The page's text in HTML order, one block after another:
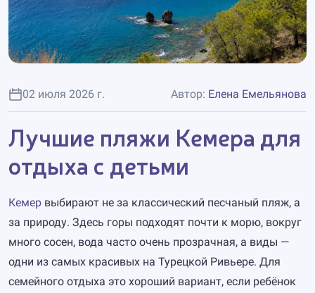
02 июля 2026 г. Автор: Елена Емельянова
Лучшие пляжи Кемера для
отдыха с детьми
Кемер выбирают не за классический песчаный пляж, а
за природу. Здесь горы подходят почти к морю, вокруг
много сосен, вода часто очень прозрачная, а виды —
одни из самых красивых на Турецкой Ривьере. Для
семейного отдыха это хороший вариант, если ребёнок